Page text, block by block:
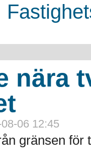
nära
06 12:45
gränsen för